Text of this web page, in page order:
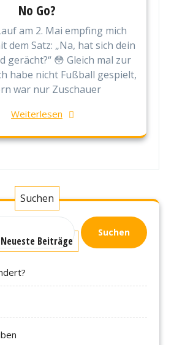
No Go?
am 2. Mai empfing mich
dem Satz: „Na, hat sich dein
gerächt?“ 😳 Gleich mal zur
habe nicht Fußball gespielt,
war nur Zuschauer
Weiterlesen
Suchen
Suchen
Neueste Beiträge